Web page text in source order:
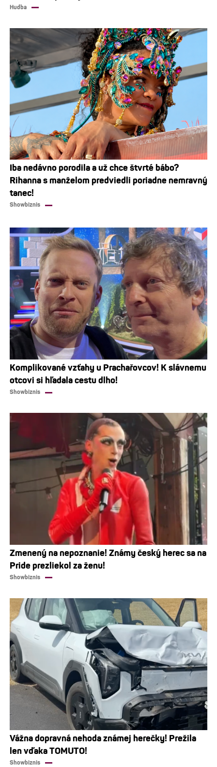
Hudba
Iba nedávno porodila a už chce štvrté bábo?
Rihanna s manželom predviedli poriadne nemravný
tanec!
Showbiznis
Komplikované vzťahy u Prachařovcov! K slávnemu
otcovi si hľadala cestu dlho!
Showbiznis
Zmenený na nepoznanie! Známy český herec sa na
Pride prezliekol za ženu!
Showbiznis
Vážna dopravná nehoda známej herečky! Prežila
len vďaka TOMUTO!
Showbiznis